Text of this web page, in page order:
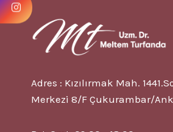
Adres : Kızılırmak Mah.
Merkezi 8/F Çukurambar/